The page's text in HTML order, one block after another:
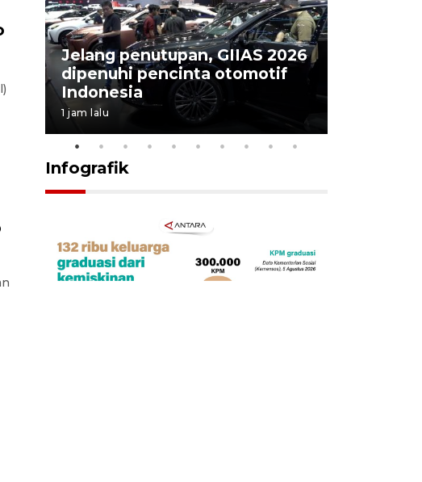
Jelang penutupan, GIIAS 2026
dipenuhi pencinta otomotif
Indonesia
1 jam lalu
Infografik